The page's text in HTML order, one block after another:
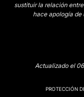
sustituir la relación
hace apología de
Actualizado el
PROTECCIÓN